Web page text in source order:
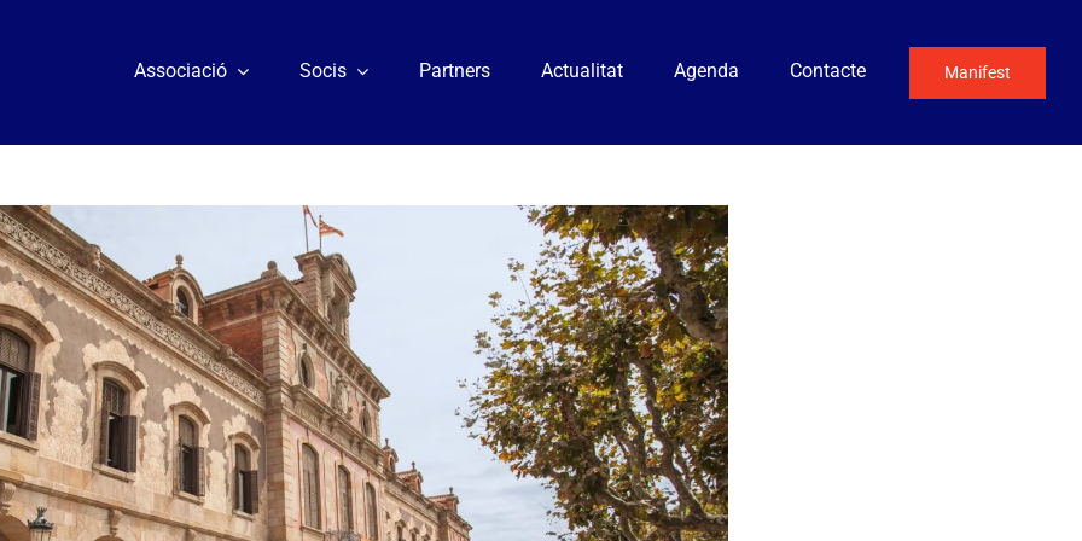
Associació Socis Partners Actualitat Agenda Contacte Manifest